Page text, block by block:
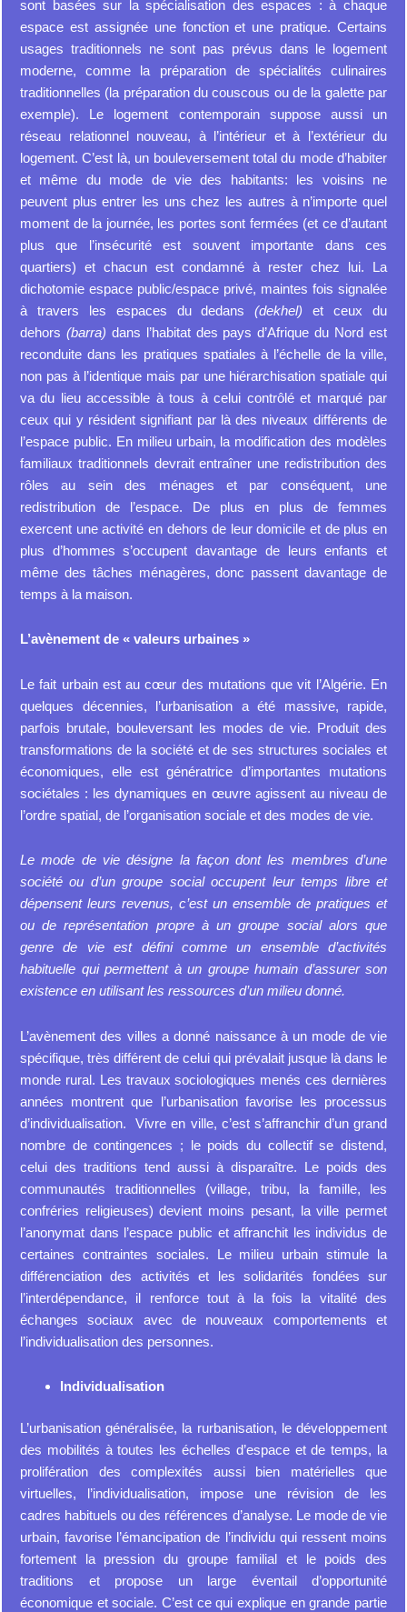
sont basées sur la spécialisation des espaces : à chaque
espace est assignée une fonction et une pratique. Certains
usages traditionnels ne sont pas prévus dans le logement
moderne, comme la préparation de spécialités culinaires
traditionnelles (la préparation du couscous ou de la galette par
exemple). Le logement contemporain suppose aussi un
réseau relationnel nouveau, à l’intérieur et à l’extérieur du
logement. C’est là, un bouleversement total du mode d’habiter
et même du mode de vie des habitants: les voisins ne
peuvent plus entrer les uns chez les autres à n’importe quel
moment de la journée, les portes sont fermées (et ce d’autant
plus que l’insécurité est souvent importante dans ces
quartiers) et chacun est condamné à rester chez lui. La
dichotomie espace public/espace privé, maintes fois signalée
à travers les espaces du dedans(dekhel)et ceux du
dehors (barra) dans l’habitat des pays d’Afrique du Nord est
reconduite dans les pratiques spatiales à l’échelle de la ville,
non pas à l’identique mais par une hiérarchisation spatiale qui
va du lieu accessible à tous à celui contrôlé et marqué par
ceux qui y résident signifiant par là des niveaux différents de
l’espace public. En milieu urbain, la modification des modèles
familiaux traditionnels devrait entraîner une redistribution des
rôles au sein des ménages et par conséquent, une
redistribution de l’espace. De plus en plus de femmes
exercent une activité en dehors de leur domicile et de plus en
plus d’hommes s’occupent davantage de leurs enfants et
même des tâches ménagères, donc passent davantage de
temps à la maison.
L’avènement de « valeurs urbaines »
Le fait urbain est au cœur des mutations que vit l’Algérie. En
quelques décennies, l’urbanisation a été massive, rapide,
parfois brutale, bouleversant les modes de vie. Produit des
transformations de la société et de ses structures sociales et
économiques, elle est génératrice d’importantes mutations
sociétales : les dynamiques en œuvre agissent au niveau de
l’ordre spatial, de l’organisation sociale et des modes de vie.
Le mode de vie désigne la façon dont les membres d’une
société ou d’un groupe social occupent leur temps libre et
dépensent leurs revenus, c’est un ensemble de pratiques et
ou de représentation propre à un groupe social alors que
genre de vie est défini comme un ensemble d’activités
habituelle qui permettent à un groupe humain d’assurer son
existence en utilisant les ressources d’un milieu donné.
L’avènement des villes a donné naissance à un mode de vie
spécifique, très différent de celui qui prévalait jusque là dans le
monde rural. Les travaux sociologiques menés ces dernières
années montrent que l’urbanisation favorise les processus
d’individualisation. Vivre en ville, c’est s’affranchir d’un grand
nombre de contingences ; le poids du collectif se distend,
celui des traditions tend aussi à disparaître. Le poids des
communautés traditionnelles (village, tribu, la famille, les
confréries religieuses) devient moins pesant, la ville permet
l’anonymat dans l’espace public et affranchit les individus de
certaines contraintes sociales. Le milieu urbain stimule la
différenciation des activités et les solidarités fondées sur
l’interdépendance, il renforce tout à la fois la vitalité des
échanges sociaux avec de nouveaux comportements et
l’individualisation des personnes.
Individualisation
L’urbanisation généralisée, la rurbanisation, le développement
des mobilités à toutes les échelles d’espace et de temps, la
prolifération des complexités aussi bien matérielles que
virtuelles, l’individualisation, impose une révision de les
cadres habituels ou des références d’analyse. Le mode de vie
urbain, favorise l’émancipation de l’individu qui ressent moins
fortement la pression du groupe familial et le poids des
traditions et propose un large éventail d’opportunité
économique et sociale. C’est ce qui explique en grande partie